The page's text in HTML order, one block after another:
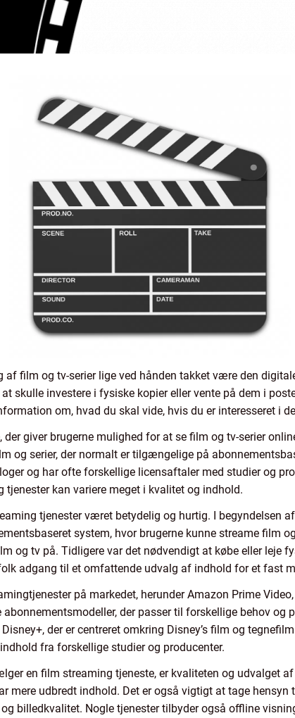
film og tv-serier lige ved hånden takket være den
skulle investere i fysiske kopier eller vente på dem i
om, hvad du skal vide, hvis du er interesseret i
giver brugerne mulighed for at se film og tv-serier
og serier, der normalt er tilgængelige på
og har ofte forskellige licensaftaler med studier og
kan variere meget i kvalitet og indhold.
tjenester været betydelig og hurtig. I begyndelsen
system, hvor brugerne kunne streame film
og tv på. Tidligere var det nødvendigt at købe eller leje
adgang til et omfattende udvalg af indhold for et fast
på markedet, herunder Amazon Prime
der passer til forskellige behov og
der er centreret omkring Disney’s film og
fra forskellige studier og producenter.
en film streaming tjeneste, er kvaliteten og udvalget
mere udbredt indhold. Det er også vigtigt at tage
billedkvalitet. Nogle tjenester tilbyder også offline